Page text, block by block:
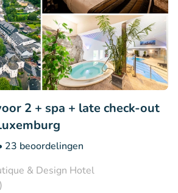
2 + spa + late check-out
23 beoordelingen
& Design Hotel